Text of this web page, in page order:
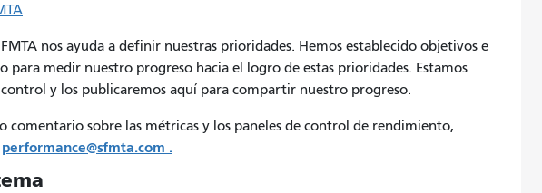
nos ayuda a definir nuestras prioridades. Hemos establecido objetivos e
para medir nuestro progreso hacia el logro de estas prioridades. Estamos
y los publicaremos aquí para compartir nuestro progreso.
comentario sobre las métricas y los paneles de control de rendimiento,
performance@sfmta.com .